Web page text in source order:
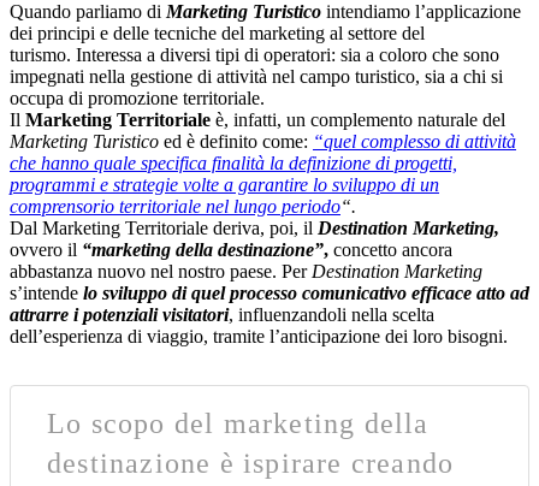
Quando parliamo diMarketing Turistico intendiamo l’applicazione
dei principi e delle tecniche del marketing al settore del
turismo. Interessa a diversi tipi di operatori: sia a coloro che sono
impegnati nella gestione di attività nel campo turistico, sia a chi si
occupa di promozione territoriale.
Il Marketing Territoriale è, infatti, un complemento naturale del
Marketing Turistico ed è definito come: “quel complesso di attività
che hanno quale specifica finalità la definizione di progetti,
programmi e strategie volte a garantire lo sviluppo di un
comprensorio territoriale nel lungo periodo“.
Dal Marketing Territoriale deriva, poi, il Destination Marketing,
ovvero il “marketing della destinazione”, concetto ancora
abbastanza nuovo nel nostro paese. PerDestination Marketing
s’intende lo sviluppo di quel processo comunicativo efficace atto ad
attrarre i potenziali visitatori, influenzandoli nella scelta
dell’esperienza di viaggio, tramite l’anticipazione dei loro bisogni.
Lo scopo del marketing della
destinazione è ispirare creando